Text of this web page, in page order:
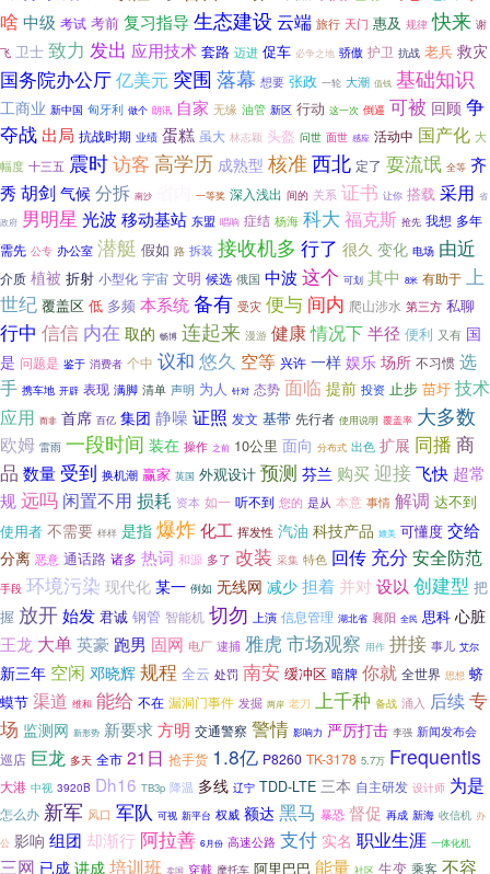
啥 中级 考试 考前 复习指导 生态建设 云端 旅行 天门 惠及 规律 快来 谢
飞 卫士 致力 发出 应用技术 套路 迈进 促车 必争之地 骄傲 护卫 抗战 老兵 救灾
国务院办公厅亿美元 突围 落幕 想要 张政 一轮 大潮 值钱 基础知识
工商业 新中国 匈牙利 做个 朗讯 自家 无缘 油管 新区 行动 这一次 倒逼 可被 回顾 争
夺战 出局 抗战时期 业绩 蛋糕 虽大 林志颖 头盔 问世 面世 感应 活动中 国产化 大
幅度 十三五 震时访客 高学历 成熟型 核准西北 定了 耍流氓 全等 齐
秀 胡剑 气候 分拆 南沙 一等奖 深入浅出 间的 关系 证书 让你 搭载 采用 省
政府 男明星 光波 移动基站 东盟 唱响 症结 杨海 科大 福克斯 抢先 我想 多年
需先 公专 办公室 潜艇 假如 路 拆装 接收机多 行了 很久 变化 电场 由近
介质 植被 折射 小型化 宇宙 文明 候选 俄国 中波 这个 可划 其中 8米 有助于 上
世纪 覆盖区 低 多频 本系统备有 受灾 便与 间内 爬山涉水 第三方 私聊
行中 信信 内在 取的 畅博 连起来 漫游 健康情况下半径 便利 又有 国
是 问题是 鉴于 消费者 个中 议和 悠久 空等 兴许 一样 娱乐 场所 不习惯 选
手 携车地 开辟 表现 满脚 清单 声明 为人 针对 态势 面临 提前 投资 止步 苗圩 技术
应用 而非 首席 百亿 集团 静噪 证照 发文 基带 先行者 使用说明 覆盖率 大多数
欧姆 雷雨 一段时间 装在 操作 之前 10公里 面向 分布式 出色 扩展 同播 商
品 数量 受到 换机潮 赢家 英国 外观设计 预测 芬兰 购买迎接飞快 超常
规远吗 闲置不用 损耗 资本 如一 听不到 您的 是从 本意 事情 解调 达不到
使用者 不需要 样样 是指爆炸化工 挥发性 汽油 科技产品 媲美 可懂度 交给
分离 恶意 通话路 诸多 热词 和源 多了 改装 采集 特色 回传 充分 安全防范
手段 环境污染 现代化 某一 例如 无线网 减少 担着 并对 设以 创建型 把
握 放开始发 君诚 钢管 智能机 切勿 上演 信息管理 湖北省 襄阳 全民 思科 心脏
王龙 大单英豪 跑男 固网 电厂 逮捕 雅虎 市场观察 用作 拼接 事儿 艾尔
新三年 空闲 邓晓辉 规程 全云 处罚 南安 缓冲区 暗牌 你就 全世界 思想 蛴
蟆节 渠道 维和 能给 不在 漏洞门事件 发掘 两岸 老刀 上千种 备战 涌入 后续专
场 监测网 新形势 新要求方明 交通警察 警情 影响力 严厉打击 李强 新闻发布会
巡店 巨龙 多天 全市 21日 抢手货 1.8亿 P8260 TK-3178 5.7万 Frequentis
大港 中视 3920B Dh16 TB3p 降温 多线 辽宁 TDD-LTE 三本 自主研发 设计师 为是
怎么办 新军 风口 军队 可视 新平台 权威 额达 黑马 暴恐 督促 再成 新海 收信机 办
公 影响 组团 却渐行 阿拉善 6月份 高速公路 支付 实名 职业生涯 一体化机
三网 已成 讲成 培训班 卖国 穿戴 摩托车 阿里巴巴 能量 社区 生变 乘客 不容